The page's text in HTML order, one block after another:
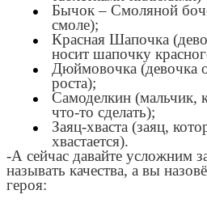
Бычок – Смоляной
смоле);
Красная Шапочка
носит шапочку
Дюймовочка (девочка
роста);
Самоделкин (мальчик,
что-то сделать);
Заяц-хваста (заяц,
хвастается).
-А сейчас давайте усложним
называть качества, а вы
героя: